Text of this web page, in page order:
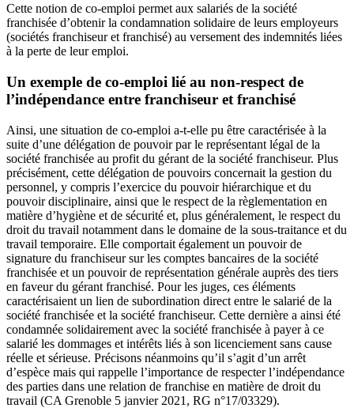
Cette notion de co-emploi permet aux salariés de la société
franchisée d’obtenir la condamnation solidaire de leurs employeurs
(sociétés franchiseur et franchisé) au versement des indemnités liées
à la perte de leur emploi.
Un exemple de co-emploi lié au non-respect de
l’indépendance entre franchiseur et franchisé
Ainsi, une situation de co-emploi a-t-elle pu être caractérisée à la
suite d’une délégation de pouvoir par le représentant légal de la
société franchisée au profit du gérant de la société franchiseur. Plus
précisément, cette délégation de pouvoirs concernait la gestion du
personnel, y compris l’exercice du pouvoir hiérarchique et du
pouvoir disciplinaire, ainsi que le respect de la règlementation en
matière d’hygiène et de sécurité et, plus généralement, le respect du
droit du travail notamment dans le domaine de la sous-traitance et du
travail temporaire. Elle comportait également un pouvoir de
signature du franchiseur sur les comptes bancaires de la société
franchisée et un pouvoir de représentation générale auprès des tiers
en faveur du gérant franchisé. Pour les juges, ces éléments
caractérisaient un lien de subordination direct entre le salarié de la
société franchisée et la société franchiseur. Cette dernière a ainsi été
condamnée solidairement avec la société franchisée à payer à ce
salarié les dommages et intérêts liés à son licenciement sans cause
réelle et sérieuse. Précisons néanmoins qu’il s’agit d’un arrêt
d’espèce mais qui rappelle l’importance de respecter l’indépendance
des parties dans une relation de franchise en matière de droit du
travail (CA Grenoble 5 janvier 2021, RG n°17/03329).